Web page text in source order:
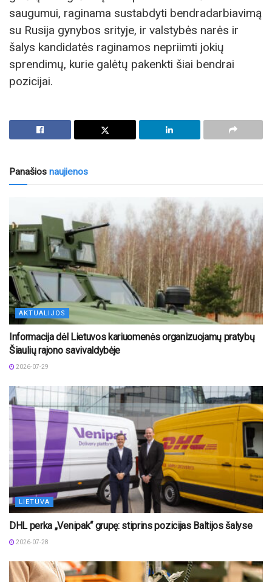
saugumui, raginama sustabdyti bendradarbiavimą
su Rusija gynybos srityje, ir valstybės narės ir
šalys kandidatės raginamos nepriimti jokių
sprendimų, kurie galėtų pakenkti šiai bendrai
pozicijai.
Panašios naujienos
AKTUALIJOS
Informacija dėl Lietuvos kariuomenės organizuojamų pratybų
Šiaulių rajono savivaldybėje
2026-07-29
LIETUVA
DHL perka „Venipak“ grupę: stiprins pozicijas Baltijos šalyse
2026-07-28